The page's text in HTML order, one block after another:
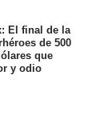
El final de la
de 500
que
y odio